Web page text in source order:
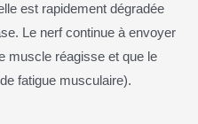
est rapidement dégradée
Le nerf continue à envoyer
muscle réagisse et que le
fatigue musculaire).